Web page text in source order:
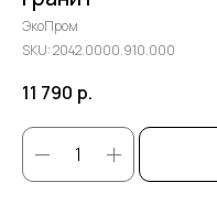
ЭкоПром
SKU:2042.0000.910.000
11 790 р.